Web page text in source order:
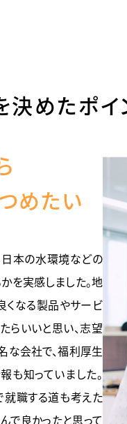
決めたポイ
めたい
日本の水環境などの
を実感しました。地
くなる製品やサービ
らいいと思い、志望
な会社で、福利厚生
も知っていました。
就職する道も考えた
で良かったと思って